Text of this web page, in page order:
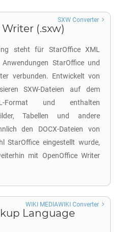
(.sxw)
steht für StarOffice XML
StarOffice und
verbunden. Entwickelt von
SXW-Dateien auf dem
Format und enthalten
Tabellen und andere
den DOCX-Dateien von
StarOffice eingestellt wurde,
mit OpenOffice Writer
SXW Converter
Language
WIKI MEDIAWIKI Converter